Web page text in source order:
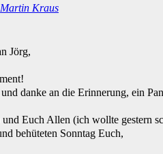
Martin Kraus
Jörg,
danke an die Erinnerung, ein
Euch Allen (ich wollte gestern
behüteten Sonntag Euch,